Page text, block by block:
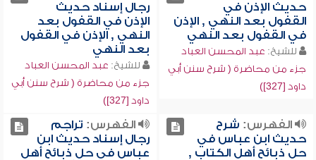
حديث الإذن في
القفول بعد النهي , الإذن
في القفول بعد النهي
للشيخ: عبد المحسن العباد
جزء من محاضرة ( شرح سنن أبي
داود [327])
رجال إسناد حديث
الإذن في القفول بعد
النهي , الإذن في القفول
بعد النهي
للشيخ: عبد المحسن العباد
جزء من محاضرة ( شرح سنن أبي
داود [327])
الفهرس: شرح
حديث ابن عباس في
حل ذبائح أهل الكتاب ,
الفهرس: تراجم
رجال إسناد حديث ابن
عباس في حل ذبائح أهل